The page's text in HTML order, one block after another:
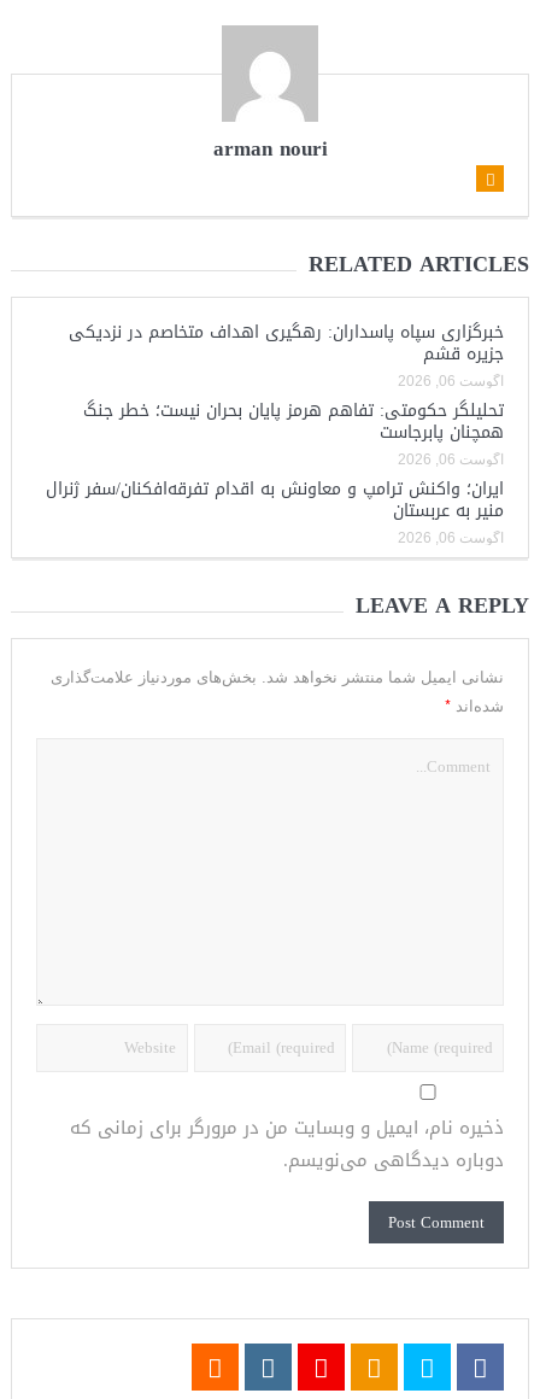
arman nouri
RELATED ARTICLES
خبرگزاری سپاه پاسداران: رهگیری اهداف متخاصم در نزدیکی
جزیره قشم
آگوست 06, 2026
تحلیلگر حکومتی: تفاهم هرمز پایان بحران نیست؛ خطر جنگ
همچنان پابرجاست
آگوست 06, 2026
ایران؛ واکنش ترامپ و معاونش به اقدام تفرقه‌افکنان/سفر ژنرال
منیر به عربستان
آگوست 06, 2026
LEAVE A REPLY
نشانی ایمیل شما منتشر نخواهد شد.
بخش‌های موردنیاز علامت‌گذاری
شده‌اند *
ذخیره نام، ایمیل و وبسایت من در مرورگر برای زمانی که
دوباره دیدگاهی می‌نویسم.